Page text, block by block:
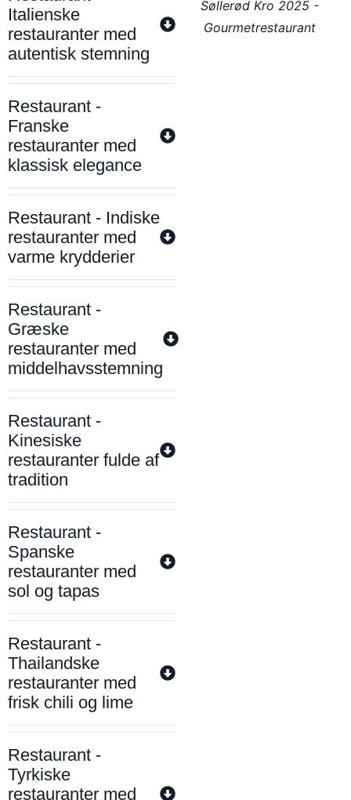
Italienske
restauranter med
autentisk stemning
Restaurant -
Franske
restauranter med
klassisk elegance
Restaurant - Indiske
restauranter med
varme krydderier
Restaurant -
Græske
restauranter med
middelhavsstemning
Restaurant -
Kinesiske
restauranter fulde af
tradition
Restaurant -
Spanske
restauranter med
sol og tapas
Restaurant -
Thailandske
restauranter med
frisk chili og lime
Restaurant -
Tyrkiske
restauranter med
Søllerød Kro 2025 -
Gourmetrestaurant